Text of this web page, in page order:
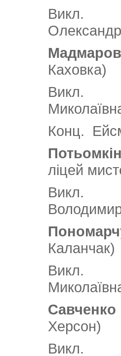
Викл.
Каховка)
Викл.
Конц.
ліцей
Викл.
Каланчак)
Викл.
Херсон)
Викл.